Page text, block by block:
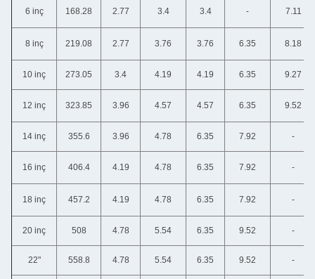
6 inç 168.28 2.77 3.4 3.4 - 7.11
8 inç 219.08 2.77 3.76 3.76 6.35 8.18
10 inç 273.05 3.4 4.19 4.19 6.35 9.27
12 inç 323.85 3.96 4.57 4.57 6.35 9.52
14 inç 355.6 3.96 4.78 6.35 7.92 -
16 inç 406.4 4.19 4.78 6.35 7.92 -
18 inç 457.2 4.19 4.78 6.35 7.92 -
20 inç 508 4.78 5.54 6.35 9.52 -
22" 558.8 4.78 5.54 6.35 9.52 -